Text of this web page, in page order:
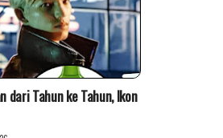
dari Tahun ke Tahun, Ikon